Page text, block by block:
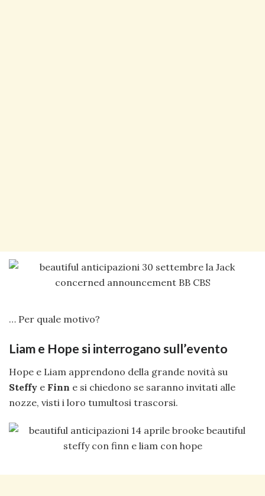
… Per quale motivo?
Liam e Hope si interrogano sull’evento
Hope e Liam apprendono della grande novità su
Steffy e Finn e si chiedono se saranno invitati alle
nozze, visti i loro tumultosi trascorsi.